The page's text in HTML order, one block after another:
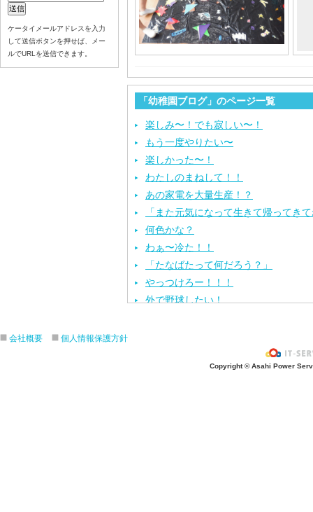
「幼稚園ブログ」のページ一覧
楽しみ〜！でも寂しい〜！
もう一度やりたい〜
楽しかった〜！
わたしのまねして！！
あの家電を大量生産！？
「また元気になって生きて帰ってき
何色かな？
わぁ〜冷た！！
「たなばたって何だろう？」
やっつけろー！！！
外で野球したい！
あの先生はだ〜れ？
ケータイメールアドレスを入力
して送信ボタンを押せば、メー
ルでURLを送信できます。
会社概要 個人情報保護方針
Copyright © Asahi Power